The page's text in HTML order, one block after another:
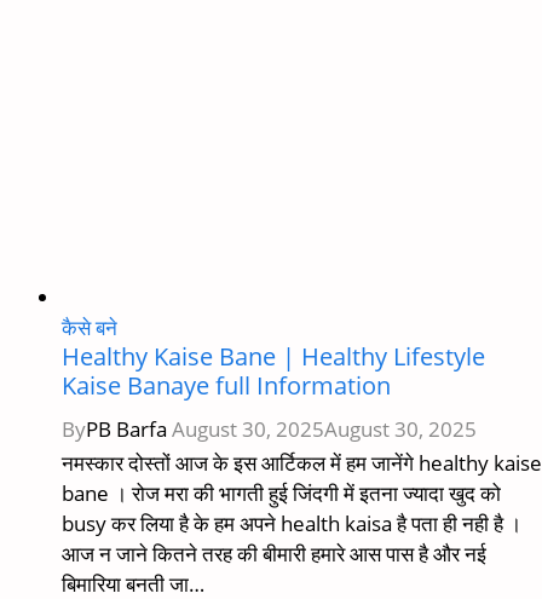
कैसे बने
Healthy Kaise Bane | Healthy Lifestyle
Kaise Banaye full Information
ByPB Barfa August 30, 2025August 30, 2025
नमस्कार दोस्तों आज के इस आर्टिकल में हम जानेंगे healthy kaise
bane । रोज मरा की भागती हुई जिंदगी में इतना ज्यादा खुद को
busy कर लिया है के हम अपने health kaisa है पता ही नही है ।
आज न जाने कितने तरह की बीमारी हमारे आस पास है और नई
बिमारिया बनती जा…